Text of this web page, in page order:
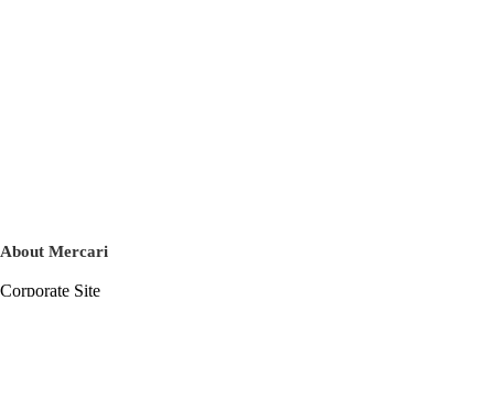
About Mercari
Corporate Site